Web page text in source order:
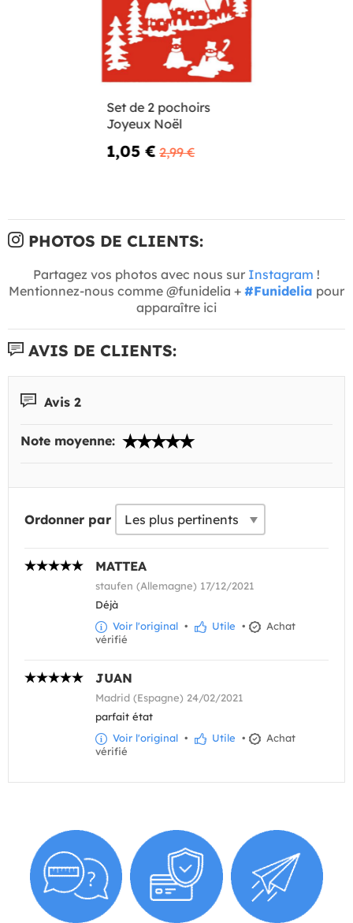
Set de 2 pochoirs
Joyeux Noël
1,05 € 2,99 €
PHOTOS DE CLIENTS:
Partagez vos photos avec nous sur Instagram !
Mentionnez-nous comme @funidelia + #Funidelia pour
apparaître ici
AVIS DE CLIENTS:
Avis 2
Note moyenne:
Ordonner par
MATTEA
staufen (Allemagne) 17/12/2021
Déjà
Voir l'original • Utile •
Achat
vérifié
JUAN
Madrid (Espagne) 24/02/2021
parfait état
Voir l'original • Utile •
Achat
vérifié